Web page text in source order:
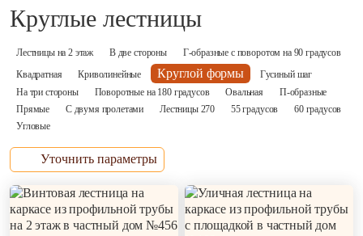
Каркас:
Зигзаг
Консольно-
трубы
Из стального листа
металла
Из швеллера и
уголка
ступенями
эвакуационные
Ограждение:
Без ограждений и
поручней
Деревянные
перила
Кованые перила
Лестницы 270
55 градусов
60 градусов
Угловые
Обшивка каркаса
из бука
Обшивка
Круглые лестницы
Лестницы на 2 этаж В две стороны
Г-образные с поворотом на 90 градусов
Квадратная
Криволинейные Круглой формы
Гусиный шаг
На три стороны
Поворотные на 180 градусов Овальная
П-образные
Прямые
С двумя пролетами Лестницы 270 55 градусов
60 градусов
Угловые
Уточнить параметры